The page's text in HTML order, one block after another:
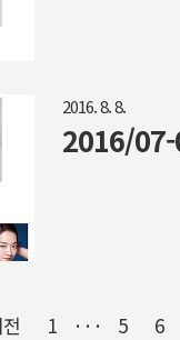
2016. 8. 8.
2016/
1 ··· 5 6